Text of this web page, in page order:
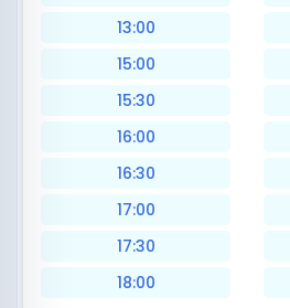
13:00
15:00
15:30
16:00
16:30
17:00
17:30
18:00